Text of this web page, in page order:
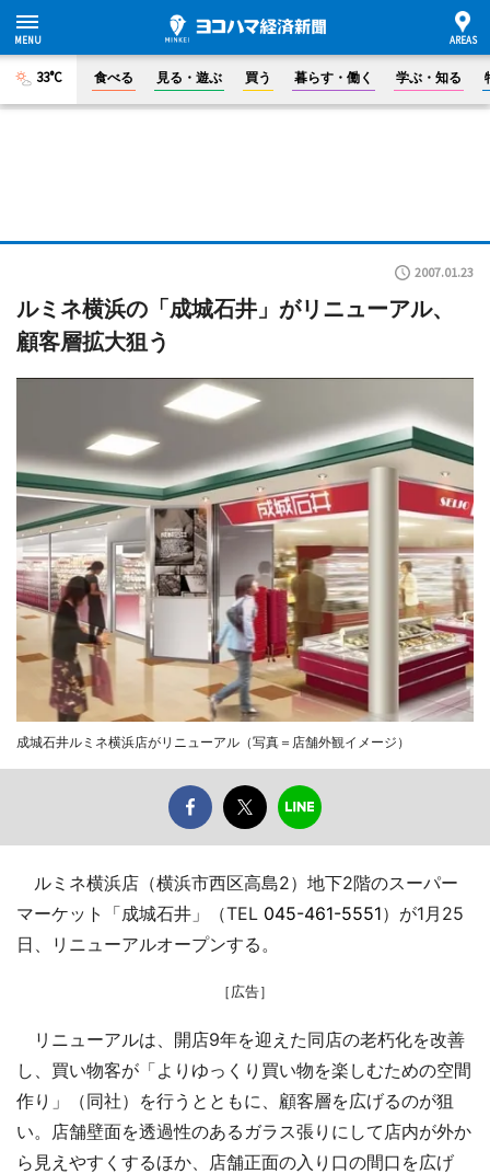
33°C 食べる 見る・遊ぶ 買う 暮らす・働く 学ぶ・知る
2007.01.23
ルミネ横浜の「成城石井」がリニューアル、
顧客層拡大狙う
成城石井ルミネ横浜店がリニューアル（写真＝店舗外観イメージ）
ルミネ横浜店（横浜市西区高島2）地下2階のスーパー
マーケット「成城石井」（TEL 045-461-5551）が1月25
日、リニューアルオープンする。
［広告］
リニューアルは、開店9年を迎えた同店の老朽化を改善
し、買い物客が「よりゆっくり買い物を楽しむための空間
作り」（同社）を行うとともに、顧客層を広げるのが狙
い。店舗壁面を透過性のあるガラス張りにして店内が外か
ら見えやすくするほか、店舗正面の入り口の間口を広げ